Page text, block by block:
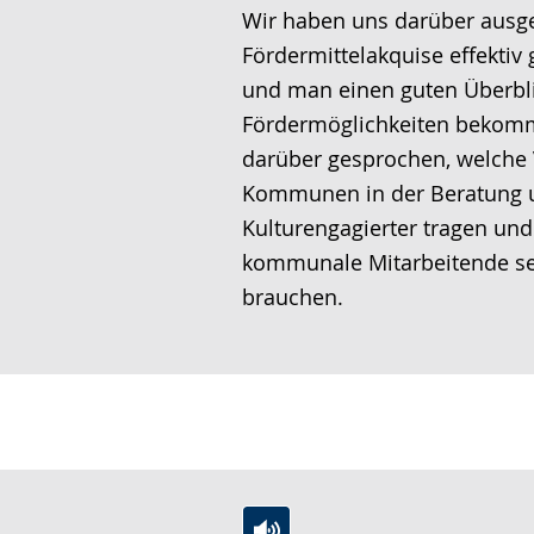
g
e
z
e
i
g
t
.
Wir haben uns darüber
Fördermittelakquise effektiv
und man einen guten
Fördermöglichkeiten
darüber gesprochen,
Kommunen in der Beratung
Kulturengagierter tragen
kommunale Mitarbeitende
brauchen.
S
p
r
a
c
h
e
w
e
l
n
d
i
o
-
U
n
t
e
r
z
u
e
u
t
s
c
h
e
r
G
d
e